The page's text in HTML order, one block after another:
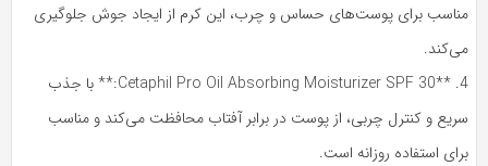
برای پوست‌های حساس و چرب، این کرم از ایجاد جوش جلوگیری
4. **Cetaphil Pro Oil Absorbing Moisturizer SPF 30:** با جذب
و کنترل چربی، از پوست در برابر آفتاب محافظت می‌کند و مناسب
استفاده روزانه است.